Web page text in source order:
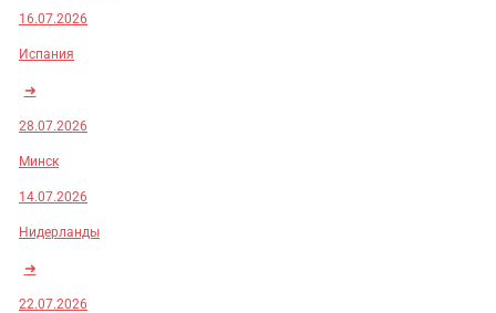
16.07.2026
Испания
➜
28.07.2026
Минск
14.07.2026
Нидерланды
➜
22.07.2026